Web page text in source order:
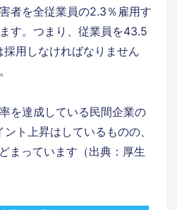
者を全従業員の2.3％雇用す
す。つまり、従業員を43.5
採用しなければなりません
を達成している民間企業の
ト上昇はしているものの、
まっています（出典：厚生